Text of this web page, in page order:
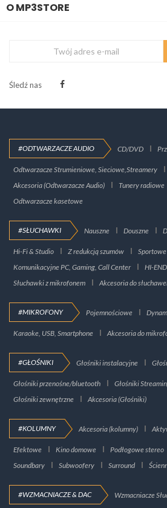
O MP3STORE
Śledź nas
#ODTWARZACZE AUDIO CD/DVD
Odtwarzacze Strumieniowe, Sieciowe,Streamery
Akcesoria (Odtwarzacze Audio)
Tunery radiowe
Odtwarzacze kasetowe
#SŁUCHAWKI Nauszne Douszne
Hi-Fi & Studio Z redukcją szumów
Sportowe
Komunikacyjne PC, Gaming, Call Center
HI-END
Słuchawki z mikrofonem
Akcesoria do
#MIKROFONY Pojemnościowe
Karaoke, USB, Smartphone Akcesoria do
#GŁOŚNIKI Głośniki instalacyjne
Głośniki przenośne/bluetooth
Głośniki
Głośniki zewnętrzne
Akcesoria (Głośniki)
#KOLUMNY Akcesoria (kolumny)
Efektowe Kino domowe Podłogowe stereo
Soundbary
Subwoofery Surround
#WZMACNIACZE & DAC Wzmacniacze